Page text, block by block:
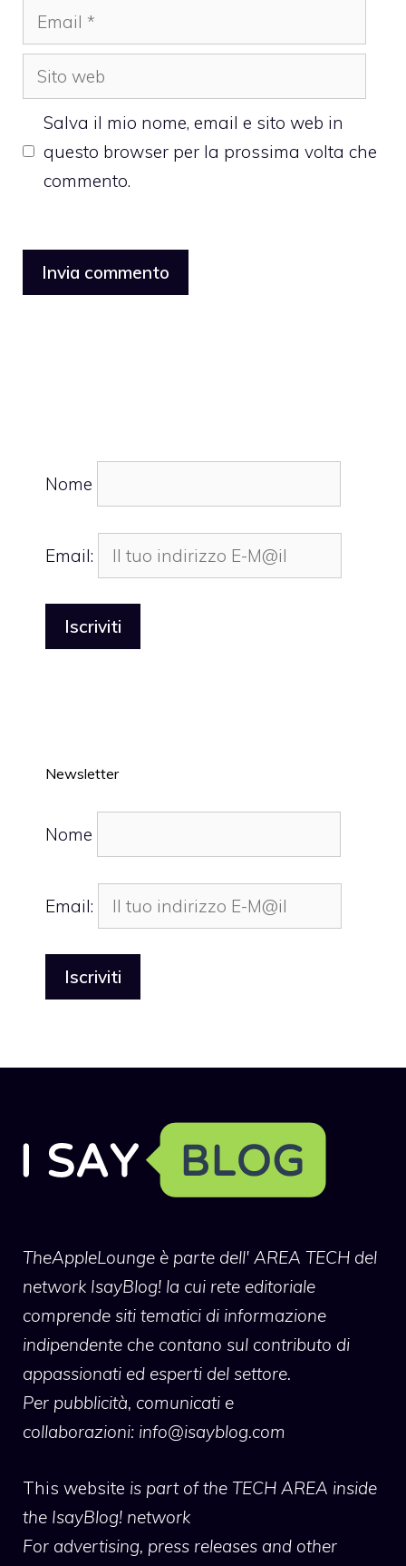
Email
Sito
web
Salva il mio nome, email e sito web in
questo browser per la prossima volta che
commento.
Nome
Email:
Newsletter
Nome
Email:
TheAppleLounge è parte dell' AREA TECH del
network IsayBlog! la cui rete editoriale
comprende siti tematici di informazione
indipendente che contano sul contributo di
appassionati ed esperti del settore.
Per pubblicità, comunicati e
collaborazioni: info@isayblog.com
This website is part of the TECH AREA inside
the IsayBlog! network
For advertising, press releases and other